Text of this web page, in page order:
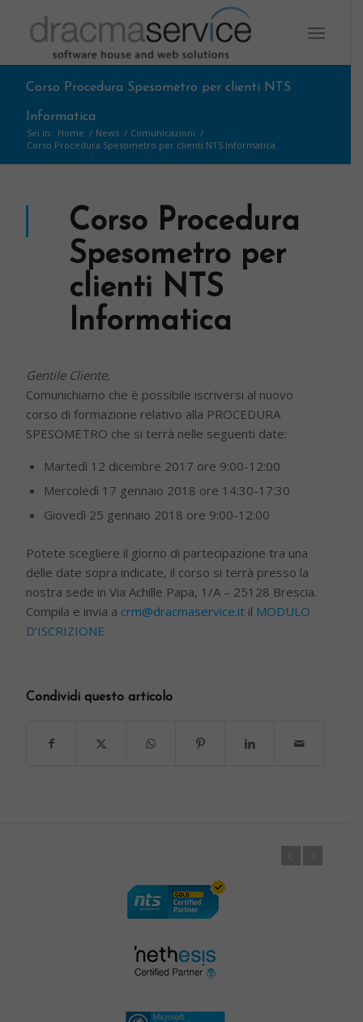
Corso Procedura Spesometro per clienti NTS
Informatica
Sei in: Home / News / Comunicazioni /
Corso Procedura Spesometro per clienti NTS Informatica
Corso Procedura
Spesometro per
clienti NTS
Informatica
Gentile Cliente,
Comunichiamo che è possibile iscriversi al nuovo
corso di formazione relativo alla PROCEDURA
SPESOMETRO che si terrà nelle seguenti date:
Martedì 12 dicembre 2017 ore 9:00-12:00
Mercoledì 17 gennaio 2018 ore 14:30-17:30
Giovedì 25 gennaio 2018 ore 9:00-12:00
Potete scegliere il giorno di partecipazione tra una
delle date sopra indicate, il corso si terrà presso la
nostra sede in Via Achille Papa, 1/A – 25128 Brescia.
Compila e invia a crm@dracmaservice.it il MODULO
D’ISCRIZIONE
Condividi questo articolo